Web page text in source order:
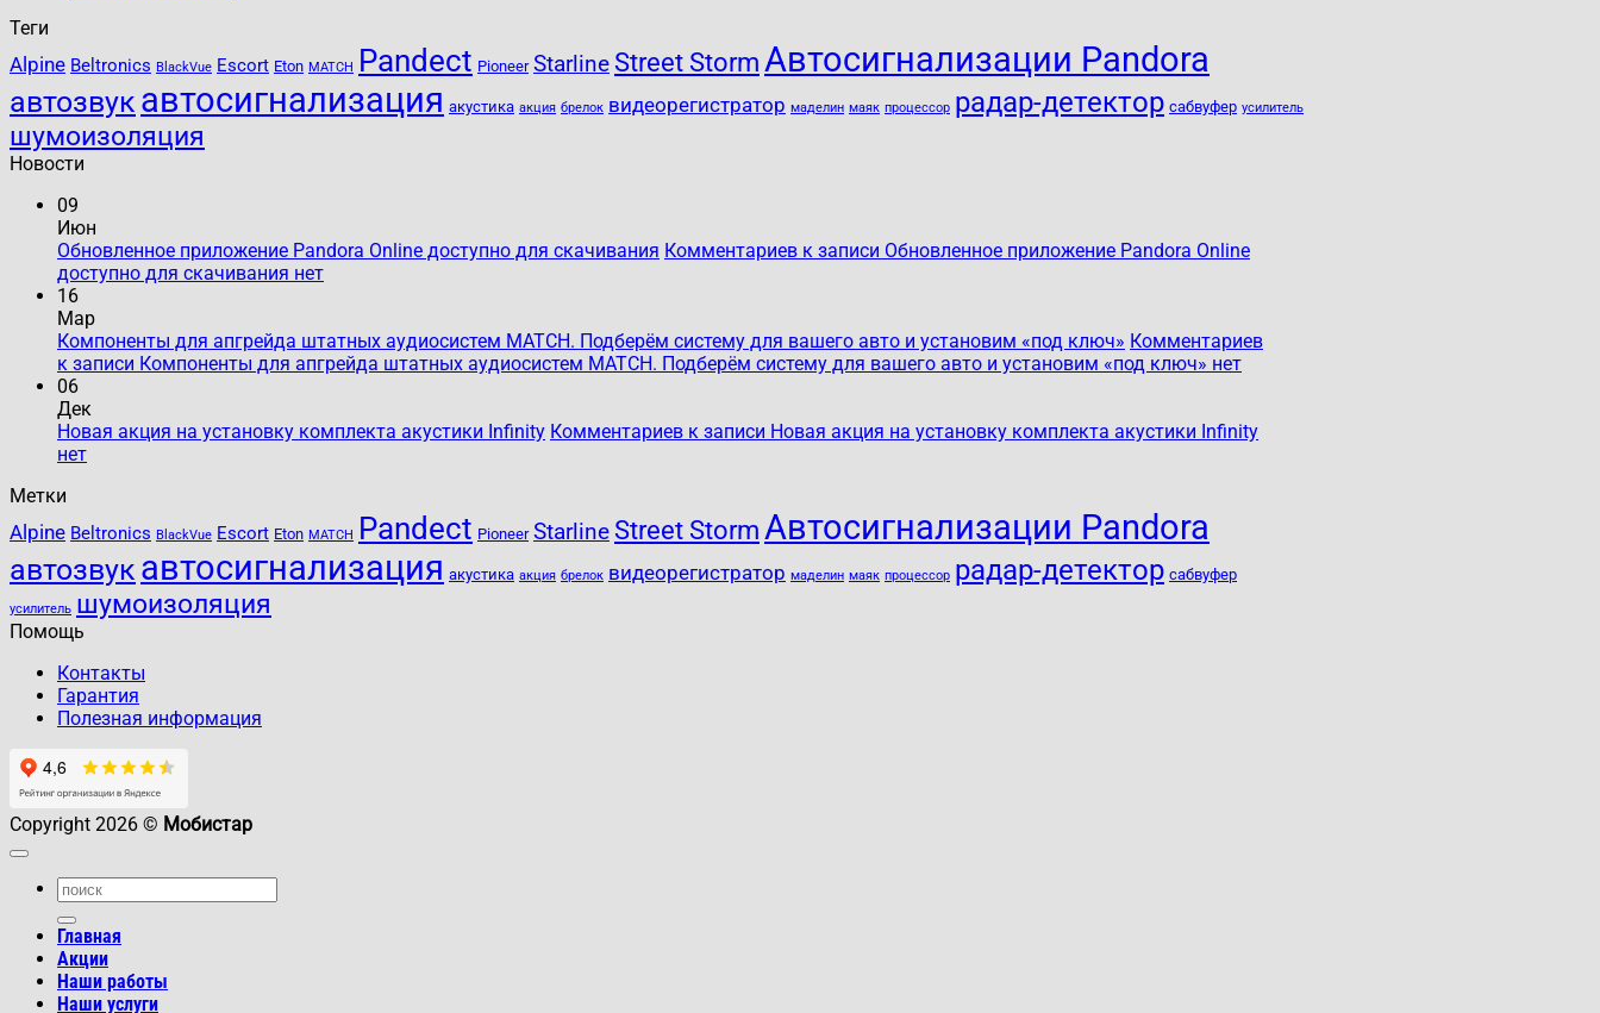
Теги
Alpine Beltronics BlackVue Escort Eton MATCH Pandect Pioneer Starline Street StormАвтосигнализации Pandora
автозвук автосигнализация акустика акция брелок видеорегистратор маделин маяк процессор радар-детектор сабвуфер усилитель
шумоизоляция
Новости
09
Июн
Обновленное приложение Pandora Online доступно для скачивания Комментариев к записи Обновленное приложение Pandora Online
доступно для скачивания нет
16
Мар
Компоненты для апгрейда штатных аудиосистем MATCH. Подберём систему для вашего авто и установим «под ключ» Комментариев
к записи Компоненты для апгрейда штатных аудиосистем MATCH. Подберём систему для вашего авто и установим «под ключ» нет
06
Дек
Новая акция на установку комплекта акустики Infinity Комментариев к записи Новая акция на установку комплекта акустики Infinity
нет
Метки
Alpine Beltronics BlackVue Escort Eton MATCH Pandect Pioneer Starline Street StormАвтосигнализации Pandora
автозвук автосигнализация акустика акция брелок видеорегистратор маделин маяк процессор радар-детектор сабвуфер
усилитель шумоизоляция
Помощь
Контакты
Гарантия
Полезная информация
Copyright 2026 © Мобистар
Главная
Акции
Наши работы
Наши услуги